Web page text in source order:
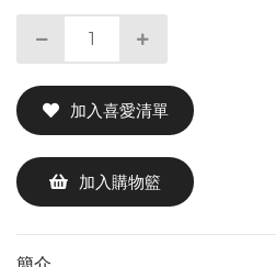
加入喜愛清單
加入購物籃